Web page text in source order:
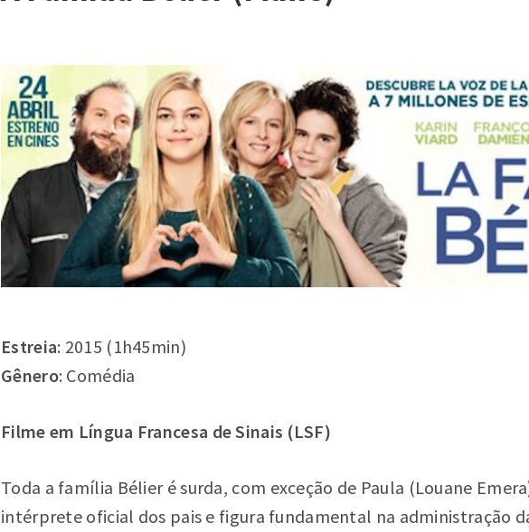
Estreia: 2015 (1h45min)
Gênero: Comédia
Filme em Língua Francesa de Sinais (LSF)
Toda a família Bélier é surda, com exceção de Paula (Louane
intérprete oficial dos pais e figura fundamental na administração